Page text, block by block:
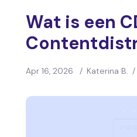
Wat is een
Apr 16, 2026 / Katerina B. /